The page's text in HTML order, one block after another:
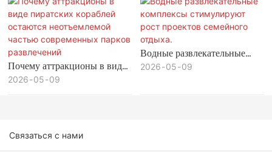
долгосрочную
прибыльность.
Почему аттракционы в виде
пиратских кораблей
2026 05 09
Водные развлекательные
комплексы стимулируют
2026 05 09
Связаться с нами